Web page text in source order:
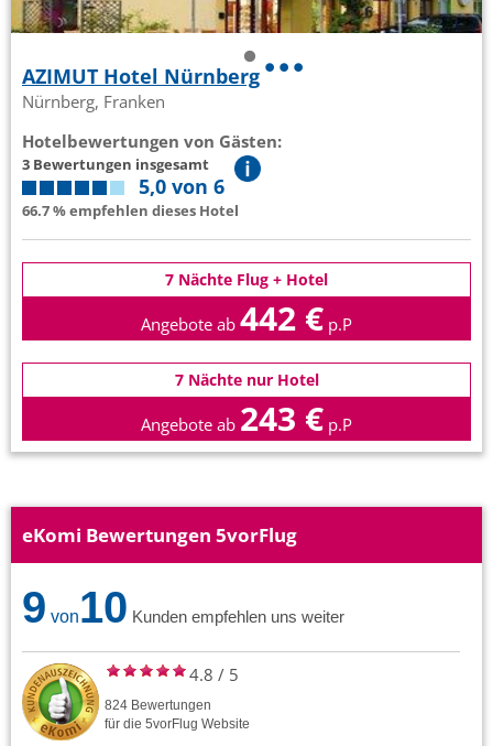
AZIMUT Hotel Nürnberg
Nürnberg, Franken
Hotelbewertungen von Gästen:
3 Bewertungen insgesamt
5,0 von 6
66.7 % empfehlen dieses Hotel
7 Nächte Flug + Hotel
Angebote ab 442 € p.P
7 Nächte nur Hotel
Angebote ab 243 € p.P
eKomi Bewertungen 5vorFlug
9 von10 Kunden empfehlen uns weiter
4.8 / 5
824 Bewertungen
für die 5vorFlug Website